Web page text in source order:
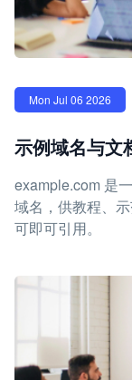
Mon Jul 06 2026
示例域名与文
example.com 是
域名，供教程、
可即可引用。